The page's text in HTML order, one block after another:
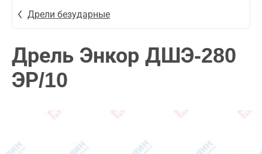
Дрели безударные
Дрель Энкор ДШЭ-280
ЭР/10